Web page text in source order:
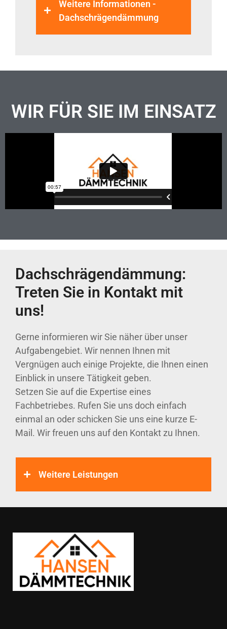
Weitere Informationen -
Dachschrägendämmung
WIR FÜR SIE IM EINSATZ
Dachschrägendämmung:
Treten Sie in Kontakt mit
uns!
Gerne informieren wir Sie näher über unser
Aufgabengebiet. Wir nennen Ihnen mit
Vergnügen auch einige Projekte, die Ihnen einen
Einblick in unsere Tätigkeit geben.
Setzen Sie auf die Expertise eines
Fachbetriebes. Rufen Sie uns doch einfach
einmal an oder schicken Sie uns eine kurze E-
Mail. Wir freuen uns auf den Kontakt zu Ihnen.
Weitere Leistungen